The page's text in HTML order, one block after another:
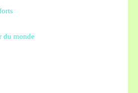
du monde